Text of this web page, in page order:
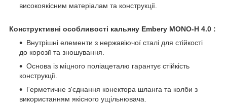
високоякісним матеріалам та конструкції.
Конструктивні особливості кальяну Embery MONO-H 4.0 :
Внутрішні елементи з нержавіючої сталі для стійкості
до корозії та зношування.
Основа із міцного поліацеталю гарантує стійкість
конструкції.
Герметичне з'єднання конектора шланга та колби з
використанням якісного ущільнювача.